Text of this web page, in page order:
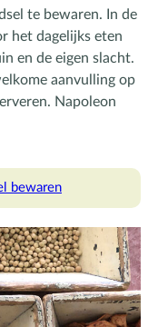
te bewaren. In de
het dagelijks eten
en de eigen slacht.
aanvulling op
Napoleon
bewaren